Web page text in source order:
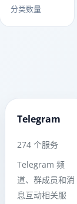
分类数量
Telegram
274 个服务
Telegram 频
道、群成员和消
息互动相关服